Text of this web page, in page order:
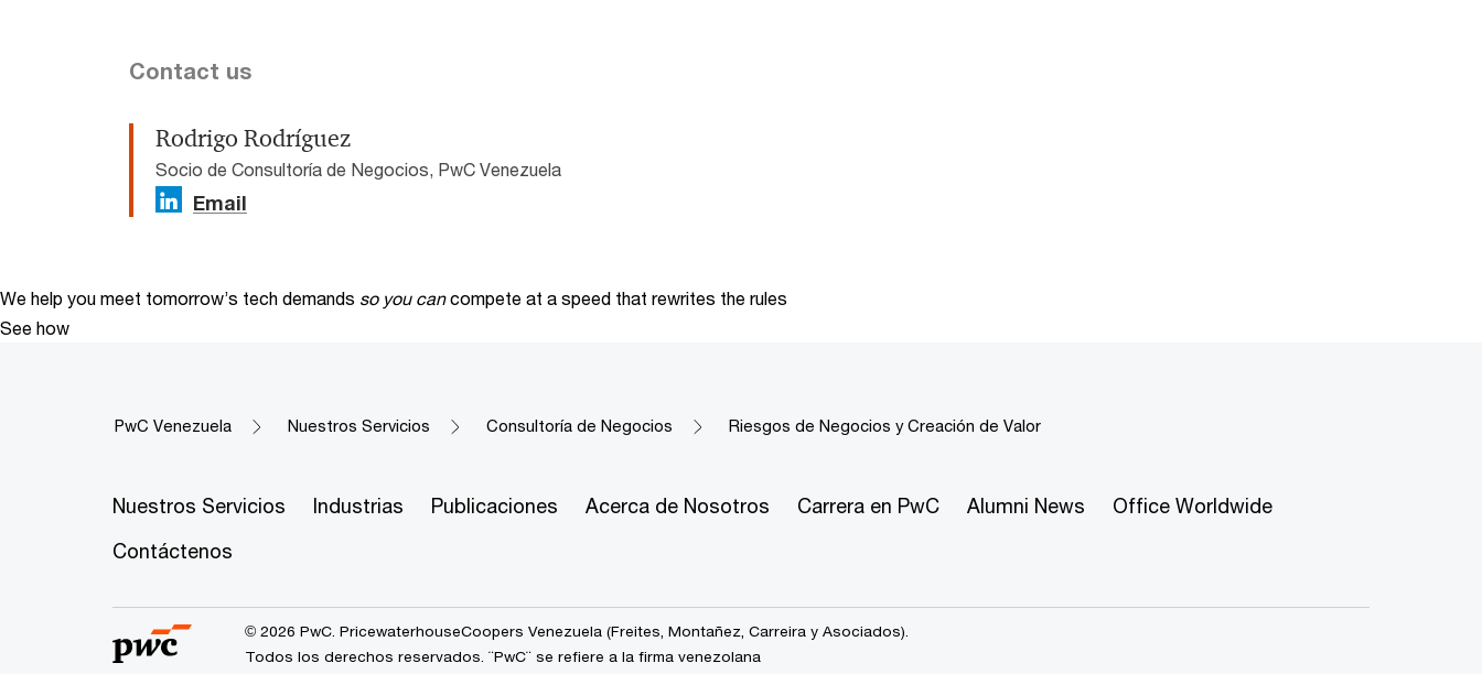
Contact us
Rodrigo Rodríguez
Socio de Consultoría de Negocios, PwC Venezuela
Email
We help you meet tomorrow’s tech demands so you can compete at a speed that rewrites the rules
See how
PwC Venezuela Nuestros Servicios Consultoría de Negocios Riesgos de Negocios y Creación de Valor
Nuestros Servicios Industrias Publicaciones Acerca de Nosotros Carrera en PwC Alumni News
Office Worldwide
Contáctenos
© 2026 PwC. PricewaterhouseCoopers Venezuela (Freites, Montañez, Carreira y Asociados).
Todos los derechos reservados. ¨PwC¨ se refiere a la firma venezolana